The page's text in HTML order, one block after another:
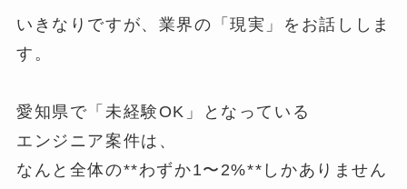
いきなりですが、業界の「現実」をお話ししま
す。
愛知県で「未経験OK」となっている
エンジニア案件は、
なんと全体の**わずか1〜2%**しかありません